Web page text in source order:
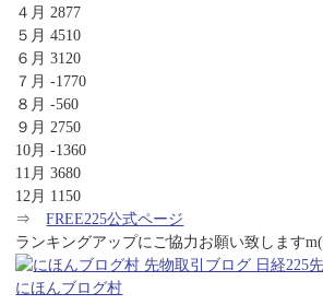
４月 2877
５月 4510
６月 3120
７月 -1770
８月 -560
９月 2750
10月 -1360
11月 3680
12月 1150
⇒FREE225公式ページ
ランキングアップにご協力お願い致します
にほんブログ村